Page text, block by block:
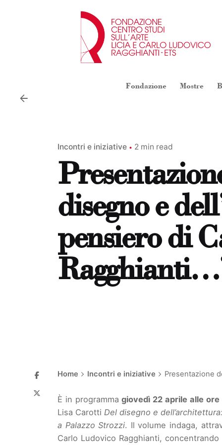
Fondazione Mostre
Incontri e iniziative 2 min read
disegno e
pensiero di
Home Incontri e iniziative Presentazione
È in programmagiovedì 22 aprile alle ore
Lisa CarottiDel disegno e
a Palazzo Strozzi. Il volume indaga,
Carlo Ludovico Ragghianti,